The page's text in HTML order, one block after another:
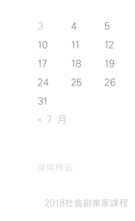
3
4 5
10
11 12
17
18 19
24
25 26
31
« 7 月
常用標籤
2018社會創業家課程